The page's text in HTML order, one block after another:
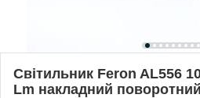
Світильник Feron AL556
Lm накладний